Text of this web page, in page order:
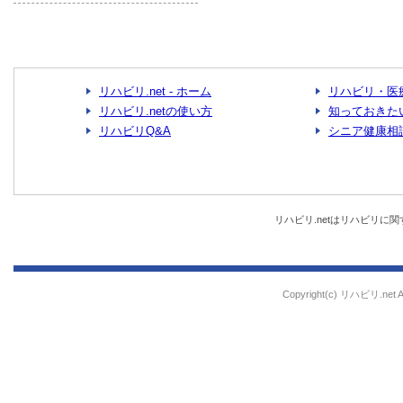
リハビリ.net - ホーム
リハビリ.netの使い方
リハビリQ&A
リハビリ・医
知っておきた
シニア健康相
リハビリ.netはリハビリに
Copyright(c) リハビリ.net